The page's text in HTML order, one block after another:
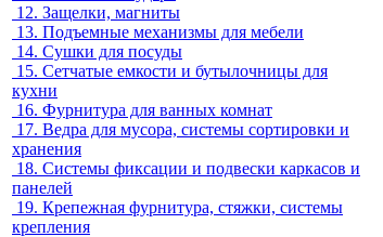
12. Защелки, магниты
13. Подъемные механизмы для мебели
14. Сушки для посуды
15. Сетчатые емкости и бутылочницы для
кухни
16. Фурнитура для ванных комнат
17. Ведра для мусора, системы сортировки и
хранения
18. Системы фиксации и подвески каркасов и
панелей
19. Крепежная фурнитура, стяжки, системы
крепления